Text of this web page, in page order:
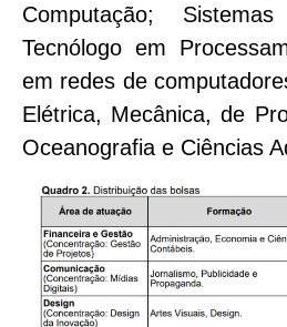
Computação;
Tecnólogo em
em redes de
Elétrica, Mecânica, de
Oceanografia e Ciências